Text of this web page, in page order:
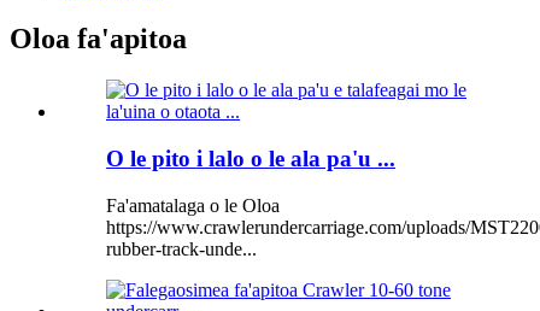
Oloa fa'apitoa
O le pito i lalo o le ala pa'u ...
Fa'amatalaga o le Oloa
https://www.crawlerundercarriage.com/uploads/
rubber-track-unde...